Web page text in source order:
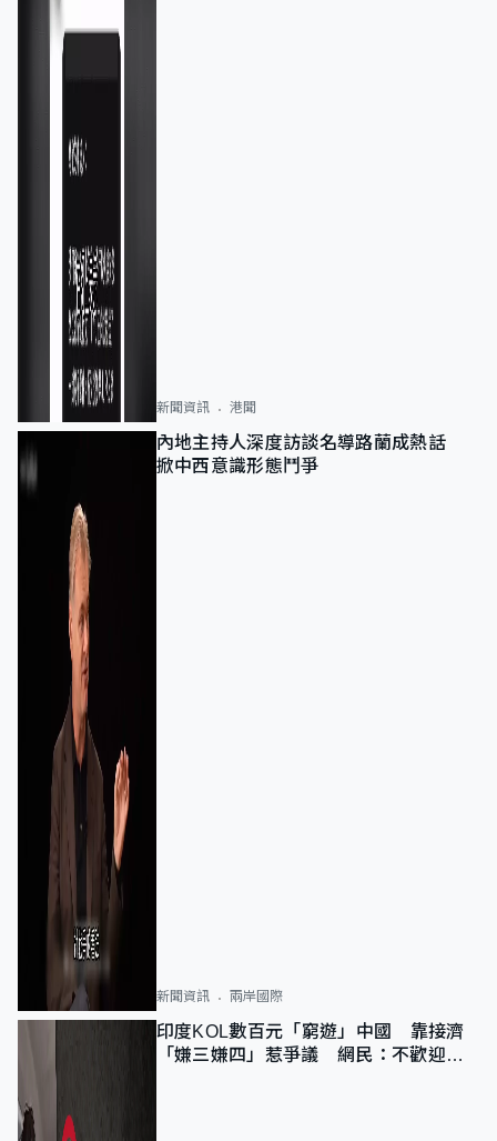
新聞資訊 港聞
內地主持人深度訪談名導路蘭成熱話
掀中西意識形態鬥爭
新聞資訊 兩岸國際
印度KOL數百元「窮遊」中國 靠接濟
「嫌三嫌四」惹爭議 網民：不歡迎劣